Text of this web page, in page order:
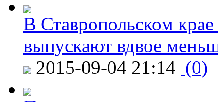
В Ставропольском
выпускают вдвое
2015-09-04 21:14 (0)